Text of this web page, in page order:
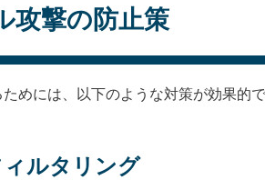
攻撃の防止策
めには、以下のような対策が効果的で
ルタリング